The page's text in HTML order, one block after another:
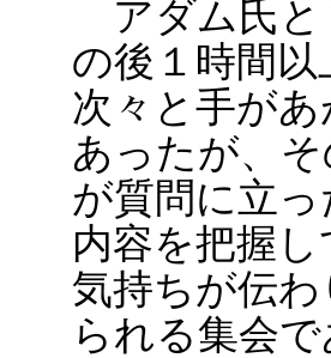
アダム氏と
の後１時間
次々と手が
あったが、
が質問に立
内容を把握
気持ちが伝
られる集会で